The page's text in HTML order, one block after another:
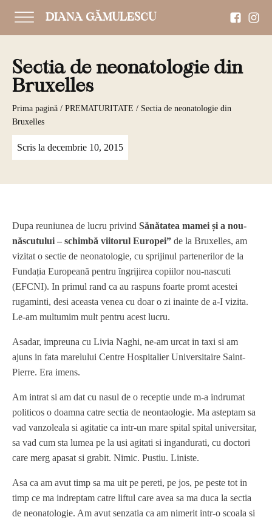
DIANA GĂMULESCU
Sectia de neonatologie din
Bruxelles
Prima pagină / PREMATURITATE / Sectia de neonatologie din
Bruxelles
Scris la decembrie 10, 2015
Dupa reuniunea de lucru privind Sănătatea mamei și a nou-
născutului – schimbă viitorul Europei” de la Bruxelles, am
vizitat o sectie de neonatologie, cu sprijinul partenerilor de la
Fundația Europeană pentru ȋngrijirea copiilor nou-nascuti
(EFCNI). In primul rand ca au raspuns foarte promt acestei
rugaminti, desi aceasta venea cu doar o zi inainte de a-I vizita.
Le-am multumim mult pentru acest lucru.
Asadar, impreuna cu Livia Naghi, ne-am urcat in taxi si am
ajuns in fata marelului Centre Hospitalier Universitaire Saint-
Pierre. Era imens.
Am intrat si am dat cu nasul de o receptie unde m-a indrumat
politicos o doamna catre sectia de neontaologie. Ma asteptam sa
vad vanzoleala si agitatie ca intr-un mare spital spital universitar,
sa vad cum sta lumea pe la usi agitati si ingandurati, cu doctori
care merg apasat si grabit. Nimic. Pustiu. Liniste.
Asa ca am avut timp sa ma uit pe pereti, pe jos, pe peste tot in
timp ce ma indreptam catre liftul care avea sa ma duca la sectia
de neonatologie. Am avut senzatia ca am nimerit intr-o scoala si